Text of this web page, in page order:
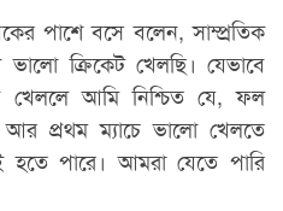
পাশে বসে বলেন, সাম্প্রতিক
ক্রিকেট খেলছি। যেভাবে
আমি নিশ্চিত যে, ফল
প্রথম ম্যাচে ভালো খেলতে
পারে। আমরা যেতে পারি